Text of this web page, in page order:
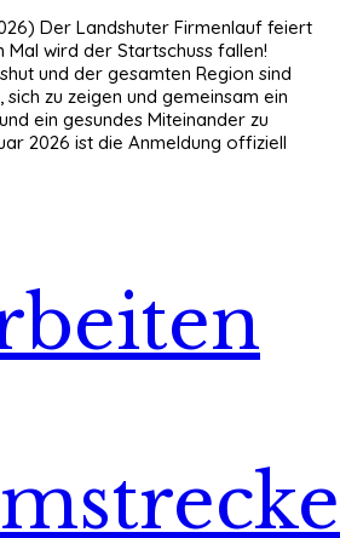
Der Landshuter Firmenlauf feiert
Mal wird der Startschuss fallen!
und der gesamten Region sind
zu zeigen und gemeinsam ein
ein gesundes Miteinander zu
2026 ist die Anmeldung offiziell